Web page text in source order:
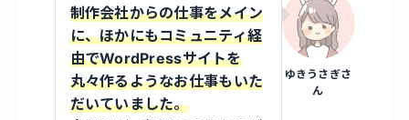
ゆきうさぎさ
ん
制作会社からの仕事をメイン
に、ほかにもコミュニティ経
由でWordPressサイトを
丸々作るようなお仕事もいた
だいていました。